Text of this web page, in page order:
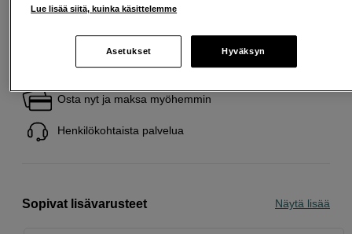
Ilmainen toimitus yli 200 EUR ostoksille
Osta nyt ja maksa myöhemmin
Henkilökohtaista palvelua
Sopivat lisävarusteet Näytä lisää
Lue lisää siitä, kuinka käsittelemme
Asetukset Hyväksyn